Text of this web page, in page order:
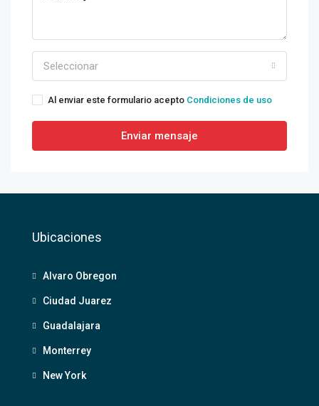
Seleccionar
Al enviar este formulario acepto Condiciones de uso
Enviar mensaje
Ubicaciones
Alvaro Obregon
Ciudad Juarez
Guadalajara
Monterrey
New York